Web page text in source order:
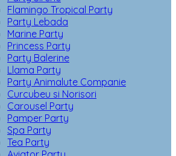
Flamingo Tropical Party
Party Lebada
Marine Party
Princess Party
Party Balerine
Llama Party
Party Animalute Companie
Curcubeu si Norisori
Carousel Party
Pamper Party
Spa Party
Tea Party